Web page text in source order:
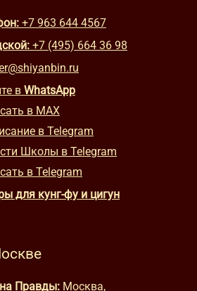
+7 963 644 4567
+7 (495) 664 36 98
в WhatsApp
в MAX
в Telegram
Школы в Telegram
в Telegram
для кунг-фу и цигун
Правды: Москва,